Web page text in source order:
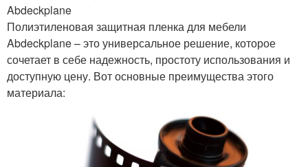
Abdeckplane
Полиэтиленовая защитная пленка для мебели
Abdeckplane – это универсальное решение, которое
сочетает в себе надежность, простоту использования и
доступную цену. Вот основные преимущества этого
материала: